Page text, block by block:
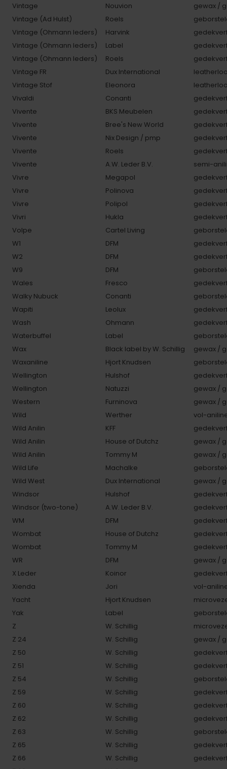
Vintage
Nouvion
gewax /
Vintage (Ad Hulst)
Roels
Vintage (Ohmann leders)
Harvink
Vintage (Ohmann leders)
Label
Vintage (Ohmann leders)
Roels
Vintage FR
Dux International
Vintage Stof
Eleonora
Vivaldi
Conanti
Vivente
BKS Meubelen
Vivente
Bree's New World
Vivente
Nix Design / pmp
Vivente
Roels
Vivente
A.W. Leder B.V.
semi-
Vivre
Megapol
Vivre
Polinova
Vivre
Polipol
Vivri
Hukla
Volpe
Cartel Living
W1
DFM
W2
DFM
W9
DFM
Wales
Fresco
Walky Nubuck
Conanti
Wapiti
Leolux
Wash
Ohmann
Waterbuffel
Label
Wax
Black label by W. Schillig
gewax /
Waxaniline
Hjort Knudsen
Wellington
Hulshof
Wellington
Natuzzi
gewax /
Western
Furninova
gewax /
Wild
Werther
vol-
Wild Anilin
KFF
Wild Anilin
House of Dutchz
gewax /
Wild Anilin
Tommy M
gewax /
Wild Life
Machalke
Wild West
Dux International
gewax /
Windsor
Hulshof
Windsor (two-tone)
A.W. Leder B.V.
WM
DFM
Wombat
House of Dutchz
Wombat
Tommy M
WR
DFM
gewax /
X Leder
Koinor
Xienda
Jori
vol-
Yacht
Hjort Knudsen
Yak
Label
Z
W. Schillig
Z 24
W. Schillig
gewax /
Z 50
W. Schillig
Z 51
W. Schillig
Z 54
W. Schillig
Z 59
W. Schillig
Z 60
W. Schillig
Z 62
W. Schillig
Z 63
W. Schillig
Z 65
W. Schillig
Z 66
W. Schillig